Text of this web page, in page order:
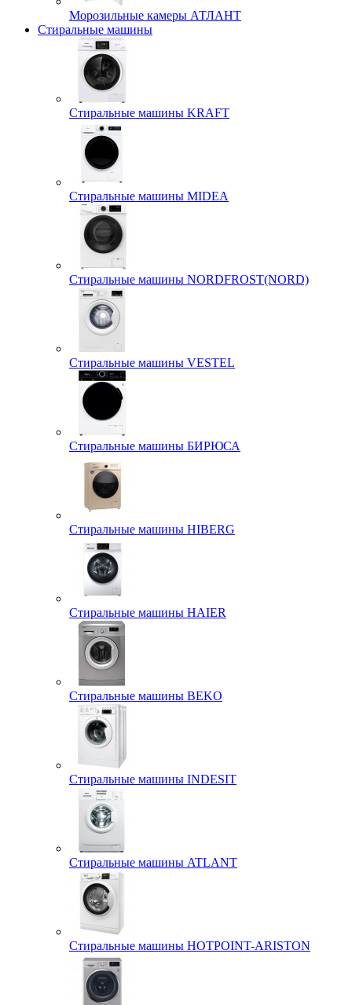
Морозильные камеры АТЛАНТ
Стиральные машины
Стиральные машины KRAFT
Стиральные машины MIDEA
Стиральные машины NORDFROST(NORD)
Стиральные машины VESTEL
Стиральные машины БИРЮСА
Стиральные машины HIBERG
Стиральные машины HAIER
Стиральные машины BEKO
Стиральные машины INDESIT
Стиральные машины ATLANT
Стиральные машины HOTPOINT-ARISTON